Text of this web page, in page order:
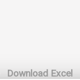
Download Excel